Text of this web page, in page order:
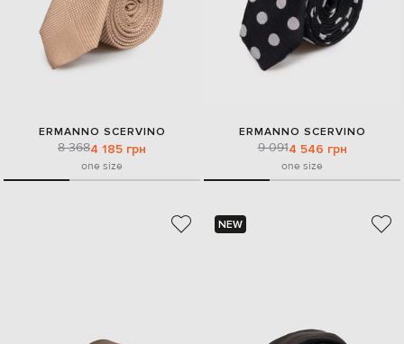
ERMANNO SCERVINO
8 3684 185 грн
one size
ERMANNO SCERVINO
9 0914 546 грн
one size
NEW